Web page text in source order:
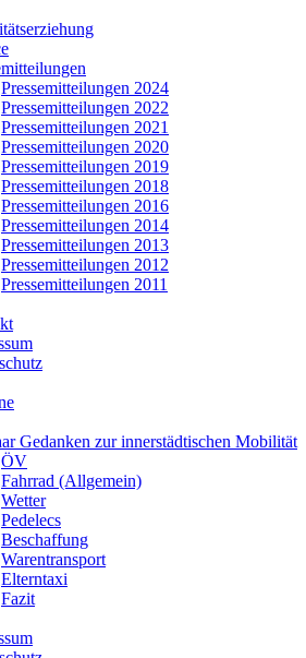
Pressemitteilungen 2024
Pressemitteilungen 2022
Pressemitteilungen 2021
Pressemitteilungen 2020
Pressemitteilungen 2019
Pressemitteilungen 2018
Pressemitteilungen 2016
Pressemitteilungen 2014
Pressemitteilungen 2013
Pressemitteilungen 2012
Pressemitteilungen 2011
Gedanken zur innerstädtischen Mobilität
ÖV
Fahrrad (Allgemein)
Wetter
Pedelecs
Beschaffung
Warentransport
Elterntaxi
Fazit